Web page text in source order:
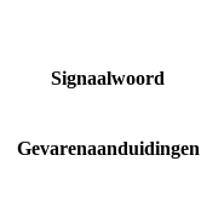
Signaalwoord
Gevarenaanduidingen